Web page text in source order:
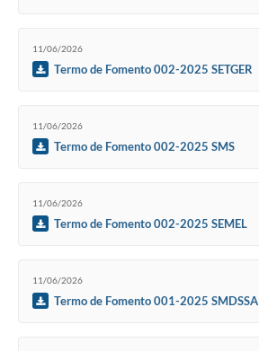
11/06/2026
Termo de Fomento 002-2025 SETGER
11/06/2026
Termo de Fomento 002-2025 SMS
11/06/2026
Termo de Fomento 002-2025 SEMEL
11/06/2026
Termo de Fomento 001-2025 SMDSSA